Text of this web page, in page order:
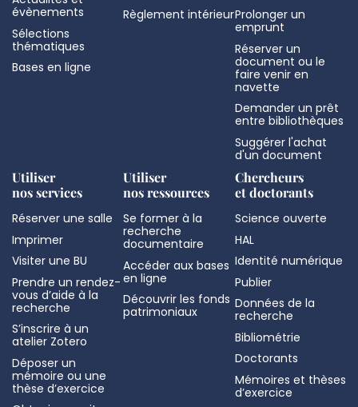
évènements
Sélections
thématiques
Bases en ligne
Règlement intérieurProlonger un
emprunt
Réserver un
document ou le
faire venir en
navette
Demander un prêt
entre bibliothèques
Suggérer l'achat
d'un document
Utiliser
nos services
Réserver une salle
Imprimer
Visiter une BU
Prendre un rendez-
vous d’aide à la
recherche
S’inscrire à un
atelier Zotero
Déposer un
mémoire ou une
thèse d’exercice
Utiliser
nos ressources
Se former à la
recherche
documentaire
Accéder aux bases
en ligne
Découvrir les fonds
patrimoniaux
Chercheurs
et doctorants
Science ouverte
HAL
Identité numérique
Publier
Données de la
recherche
Bibliométrie
Doctorants
Mémoires et thèses
d’exercice